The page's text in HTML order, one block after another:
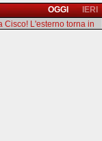
IERI
OGGI
Cisco! L'esterno torna in